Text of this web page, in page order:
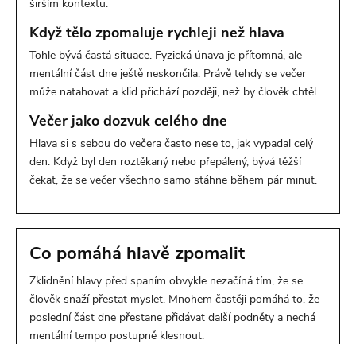
širším kontextu.
Když tělo zpomaluje rychleji než hlava
Tohle bývá častá situace. Fyzická únava je přítomná, ale
mentální část dne ještě neskončila. Právě tehdy se večer
může natahovat a klid přichází později, než by člověk chtěl.
Večer jako dozvuk celého dne
Hlava si s sebou do večera často nese to, jak vypadal celý
den. Když byl den roztěkaný nebo přepálený, bývá těžší
čekat, že se večer všechno samo stáhne během pár minut.
Co pomáhá hlavě zpomalit
Zklidnění hlavy před spaním obvykle nezačíná tím, že se
člověk snaží přestat myslet. Mnohem častěji pomáhá to, že
poslední část dne přestane přidávat další podněty a nechá
mentální tempo postupně klesnout.